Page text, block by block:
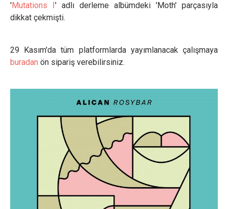
'Mutations I ' adlı derleme albümdeki 'Moth' parçasıyla
dikkat çekmişti.
29 Kasım'da tüm platformlarda yayımlanacak çalışmaya
buradan ön sipariş verebilirsiniz.